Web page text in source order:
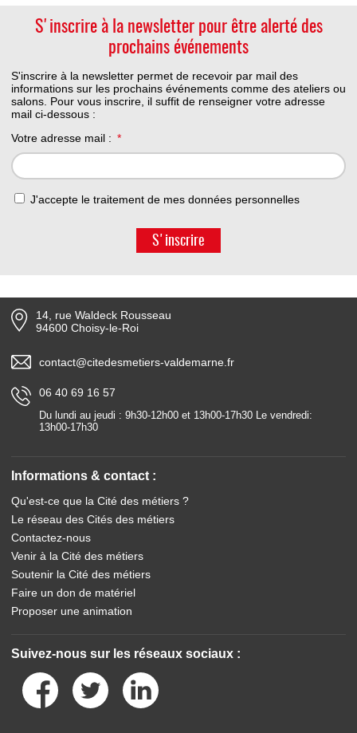
S'inscrire à la newsletter pour être alerté des
prochains événements
S'inscrire à la newsletter permet de recevoir par mail des
informations sur les prochains événements comme des ateliers ou
salons. Pour vous inscrire, il suffit de renseigner votre adresse
mail ci-dessous :
Votre adresse mail :
J'accepte le traitement de mes données personnelles
S'inscrire
14, rue Waldeck Rousseau
94600 Choisy-le-Roi
contact@citedesmetiers-valdemarne.fr
06 40 69 16 57
Du lundi au jeudi : 9h30-12h00 et 13h00-17h30 Le vendredi:
13h00-17h30
Informations & contact :
Qu'est-ce que la Cité des métiers ?
Le réseau des Cités des métiers
Contactez-nous
Venir à la Cité des métiers
Soutenir la Cité des métiers
Faire un don de matériel
Proposer une animation
Suivez-nous sur les réseaux sociaux :